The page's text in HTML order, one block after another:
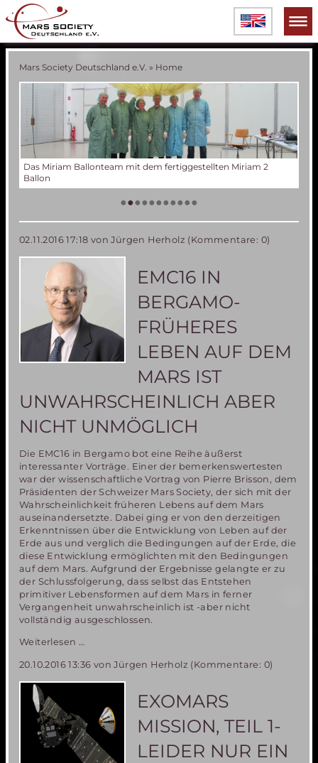
Mars Society Deutschland e.V. » Home
Verschiedene Phasen der Miriam 2 Ballonentwicklung
•••••••••••
02.11.2016 17:18 von Jürgen Herholz (Kommentare: 0)
EMC16 IN
BERGAMO-
FRÜHERES
LEBEN AUF DEM
MARS IST
UNWAHRSCHEINLICH ABER
NICHT UNMÖGLICH
Die EMC16 in Bergamo bot eine Reihe äußerst
interessanter Vorträge. Einer der bemerkenswertesten
war der wissenschaftliche Vortrag von Pierre Brisson, dem
Präsidenten der Schweizer Mars Society, der sich mit der
Wahrscheinlichkeit früheren Lebens auf dem Mars
auseinandersetzte. Dabei ging er von den derzeitigen
Erkenntnissen über die Entwicklung von Leben auf der
Erde aus und verglich die Bedingungen auf der Erde, die
diese Entwicklung ermöglichten mit den Bedingungen
auf dem Mars. Aufgrund der Ergebnisse gelangte er zu
der Schlussfolgerung, dass selbst das Entstehen
primitiver Lebensformen auf dem Mars in ferner
Vergangenheit unwahrscheinlich ist -aber nicht
vollständig ausgeschlossen.
Weiterlesen …
Bergamo-
früheres
dem
Mars
ist
unwahrscheinlich
20.10.2016 13:36 von Jürgen Herholz (Kommentare: 0)
EXOMARS
MISSION, TEIL 1-
LEIDER NUR EIN